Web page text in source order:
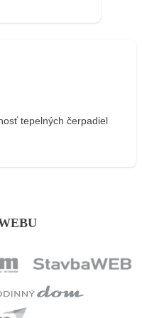
tepelných čerpadiel